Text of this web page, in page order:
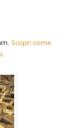
Scopri come
.